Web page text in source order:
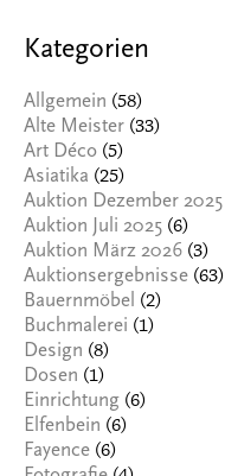
Kategorien
Allgemein (58)
Alte Meister (33)
Art Déco (5)
Asiatika (25)
Auktion Dezember 2025
Auktion Juli 2025 (6)
Auktion März 2026 (3)
Auktionsergebnisse (63)
Bauernmöbel (2)
Buchmalerei (1)
Design (8)
Dosen (1)
Einrichtung (6)
Elfenbein (6)
Fayence (6)